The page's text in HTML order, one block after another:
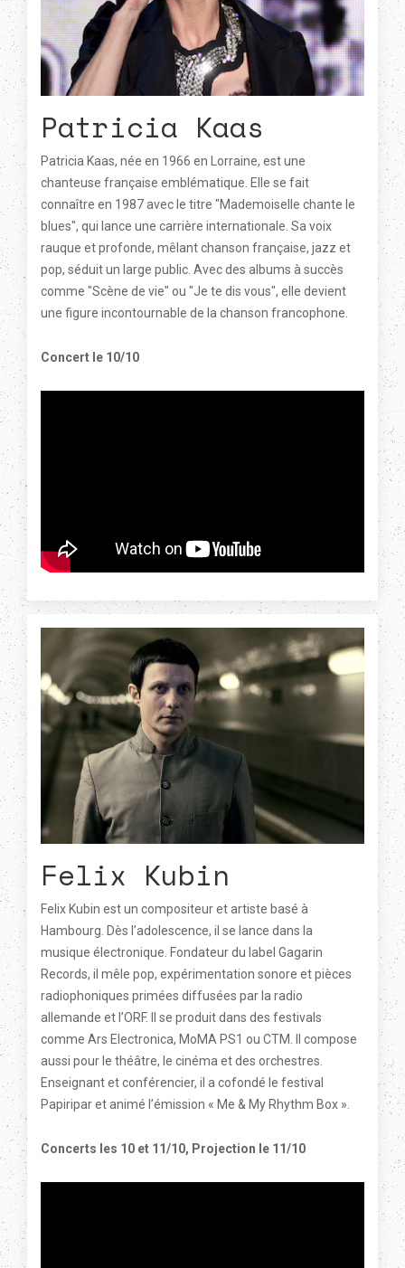
Patricia Kaas
Patricia Kaas, née en 1966 en Lorraine, est une
chanteuse française emblématique. Elle se fait
connaître en 1987 avec le titre "Mademoiselle chante le
blues", qui lance une carrière internationale. Sa voix
rauque et profonde, mêlant chanson française, jazz et
pop, séduit un large public. Avec des albums à succès
comme "Scène de vie" ou "Je te dis vous", elle devient
une figure incontournable de la chanson francophone.
Concert le 10/10
Felix Kubin
Felix Kubin est un compositeur et artiste basé à
Hambourg. Dès l’adolescence, il se lance dans la
musique électronique. Fondateur du label Gagarin
Records, il mêle pop, expérimentation sonore et pièces
radiophoniques primées diffusées par la radio
allemande et l’ORF. Il se produit dans des festivals
comme Ars Electronica, MoMA PS1 ou CTM. Il compose
aussi pour le théâtre, le cinéma et des orchestres.
Enseignant et conférencier, il a cofondé le festival
Papiripar et animé l’émission « Me & My Rhythm Box ».
Concerts les 10 et 11/10, Projection le 11/10